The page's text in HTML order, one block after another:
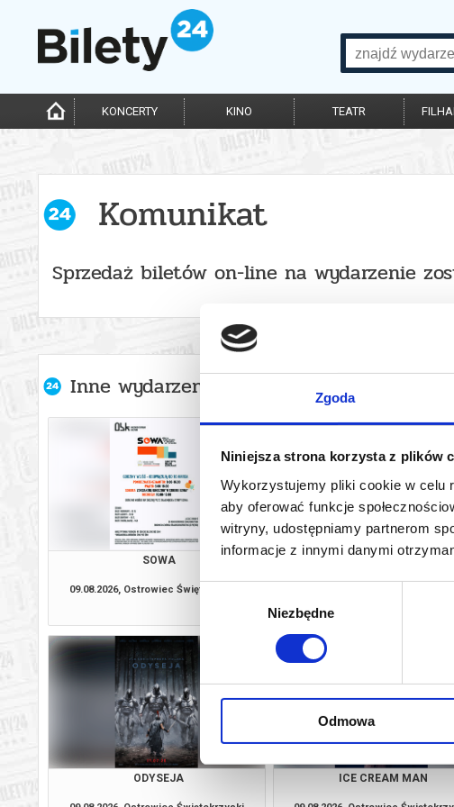
Zgoda
Niniejsza strona korzysta z plików
Wykorzystujemy pliki cookie w celu
aby oferować funkcje
witryny, udostępniamy partnerom
informacje z innymi danymi
Wybór
Niezbędne
Odmowa
KONCERTY KINO TEATR
Komunikat
Sprzedaż biletów on-line na wydarzenie
Inne wydarzenia organizatora
SOWA
09.08.2026, Ostrowiec Świętokrzyski
CENTRUM TRADYCJI
ODYSEJA ICE CREAM MAN